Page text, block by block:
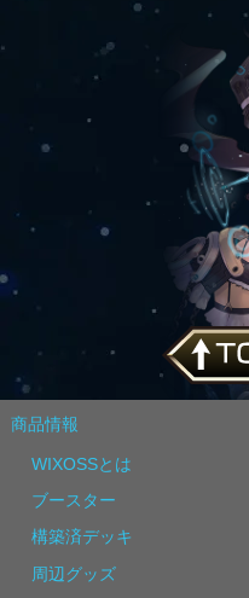
商品情報
WIXOSSとは
ブースター
構築済デッキ
周辺グッズ